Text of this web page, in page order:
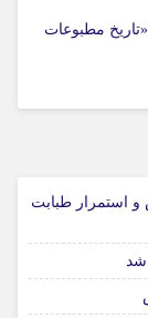
مطبوعات
و استمرار طبابت